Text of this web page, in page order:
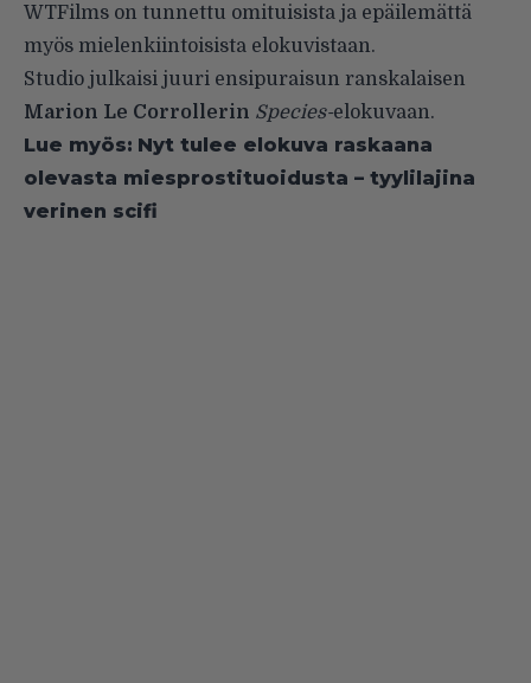
WTFilms on tunnettu omituisista ja epäilemättä
myös mielenkiintoisista elokuvistaan.
Studio julkaisi juuri ensipuraisun ranskalaisen
Marion Le Corrollerin Species-elokuvaan.
Lue myös: Nyt tulee elokuva raskaana
olevasta miesprostituoidusta – tyylilajina
verinen scifi